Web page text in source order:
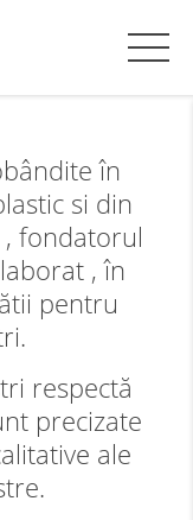
în
si din
fondatorul
, în
pentru
respectă
precizate
ale